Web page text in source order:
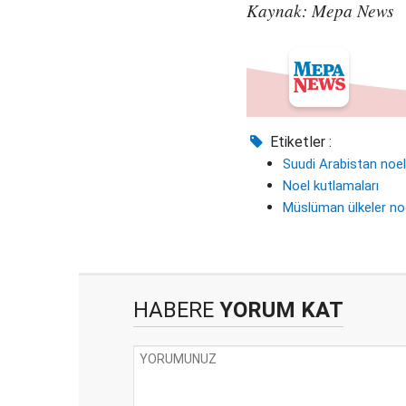
Kaynak: Mepa News
Etiketler :
Suudi Arabistan noel
Noel kutlamaları
Müslüman ülkeler
HABERE YORUM KAT